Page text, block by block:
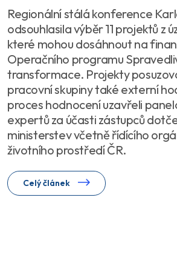
Regionální stálá konference
odsouhlasila výběr 11 projektů z
které mohou dosáhnout na
Operačního programu
transformace. Projekty
pracovní skupiny také externí
proces hodnocení uzavřeli
expertů za účasti zástupců
ministerstev včetně řídícího
životního prostředí ČR.
Celý článek